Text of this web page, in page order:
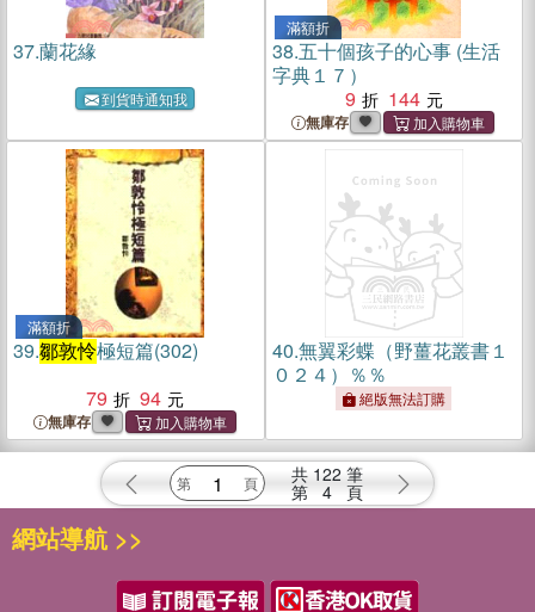
37.蘭花緣
到貨時通知我
滿額折
38.五十個孩子的心事 (生活
字典１７）
9
144
無庫存
滿額折
39.鄒敦怜極短篇(302)
79
94
無庫存
40.無翼彩蝶（野薑花叢書１
０２４）％％
絕版無法訂購
共 122 筆
第 4 頁
網站導航 >>